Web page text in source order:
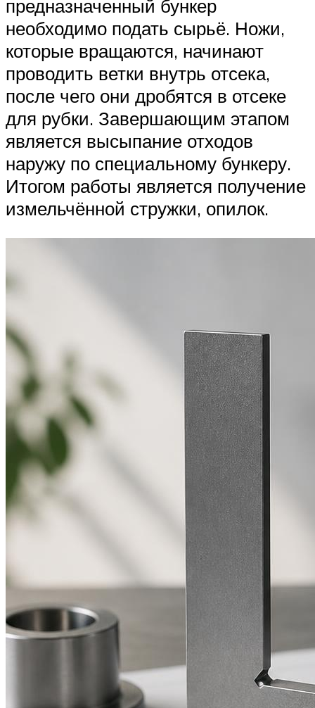
предназначенный бункер
необходимо подать сырьё. Ножи,
которые вращаются, начинают
проводить ветки внутрь отсека,
после чего они дробятся в отсеке
для рубки. Завершающим этапом
является высыпание отходов
наружу по специальному бункеру.
Итогом работы является получение
измельчённой стружки, опилок.